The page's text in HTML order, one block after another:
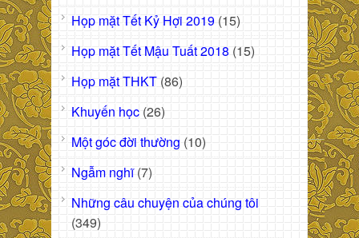
Họp mặt Tết Kỷ Hợi 2019 (15)
Họp mặt Tết Mậu Tuất 2018 (15)
Họp mặt THKT (86)
Khuyến học (26)
Một góc đời thường (10)
Ngẫm nghĩ(7)
Những câu chuyện của chúng tôi
(349)